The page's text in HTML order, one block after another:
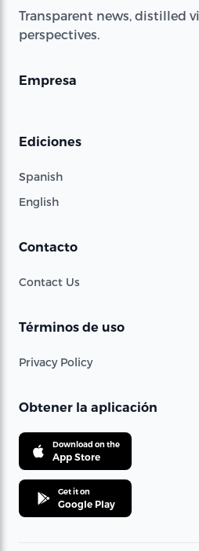
Transparent news, distilled
perspectives.
Empresa
Ediciones
Spanish
English
Contacto
Contact Us
Términos de uso
Privacy Policy
Obtener la aplicación
Download on the
App Store
Get it on
Google Play